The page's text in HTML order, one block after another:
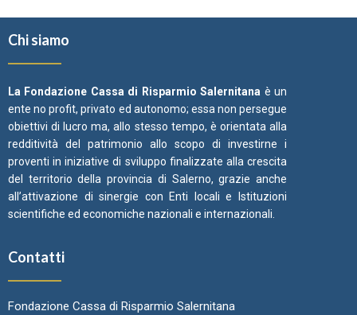
Chi siamo
La Fondazione Cassa di Risparmio Salernitana è un
ente no profit, privato ed autonomo; essa non persegue
obiettivi di lucro ma, allo stesso tempo, è orientata alla
redditività del patrimonio allo scopo di investirne i
proventi in iniziative di sviluppo finalizzate alla crescita
del territorio della provincia di Salerno, grazie anche
all’attivazione di sinergie con Enti locali e Istituzioni
scientifiche ed economiche nazionali e internazionali.
Contatti
Fondazione Cassa di Risparmio Salernitana